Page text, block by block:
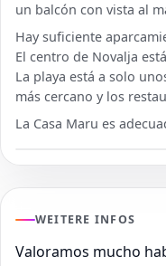
un balcón con vista al
Hay suficiente
El centro de Novalja
La playa está a solo
más cercano y los
La Casa Maru es
WEITERE INFOS
Valoramos mucho